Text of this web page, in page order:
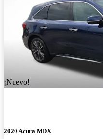
¡Nuevo!
2020 Acura MDX